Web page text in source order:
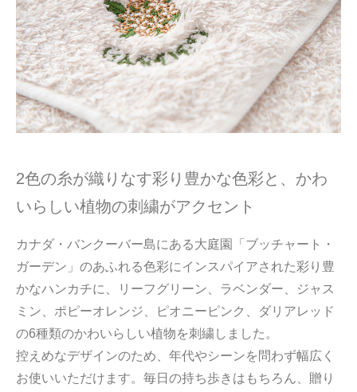
2色の糸が織りなす彩り豊かな色彩と、かわ
いらしい植物の刺繍がアクセント
カナダ・バンクーバー島にある大庭園「ブッチャート・
ガーデン」のあふれる色彩にインスパイアされた彩り豊
かなハンカチに、リーフグリーン、ラベンダー、ジャス
ミン、ポピーオレンジ、ピオニーピンク、ダリアレッド
の6種類のかわいらしい植物を刺繍しました。
控えめなデザインのため、年代やシーンを問わず幅広く
お使いいただけます。毎日の持ち歩きはもちろん、贈り